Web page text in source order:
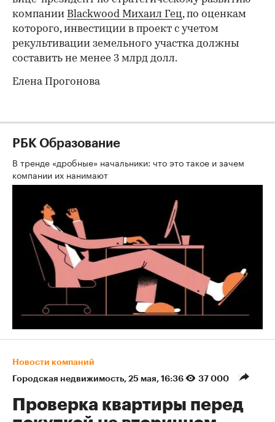
компании Blackwood Михаил Гец, по оценкам
которого, инвестиции в проект с учетом
рекультивации земельного участка должны
составить не менее 3 млрд долл.
Елена Прогонова
РБК Образование
В тренде «дробные» начальники: что это такое и зачем
компании их нанимают
Новости компаний
Городская недвижимость⁠, 25 мая, 16:36 37 000
Проверка квартиры перед